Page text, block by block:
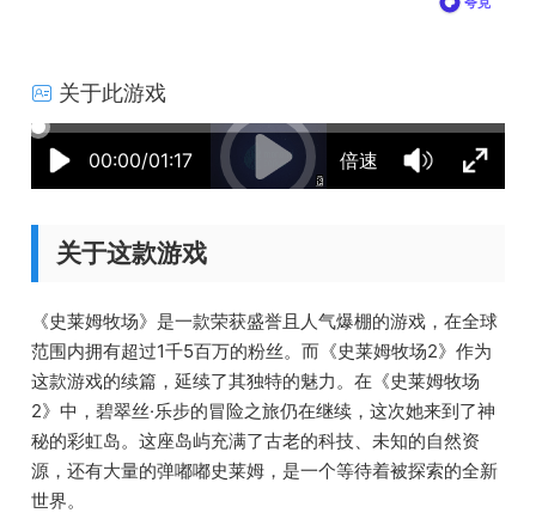
关于此游戏
00:00/01:17 倍速
50% 75%
关于这款游戏
《史莱姆牧场》是一款荣获盛誉且人气爆棚的游戏，在全球
范围内拥有超过1千5百万的粉丝。而《史莱姆牧场2》作为
这款游戏的续篇，延续了其独特的魅力。在《史莱姆牧场
2》中，碧翠丝·乐步的冒险之旅仍在继续，这次她来到了神
秘的彩虹岛。这座岛屿充满了古老的科技、未知的自然资
源，还有大量的弹嘟嘟史莱姆，是一个等待着被探索的全新
世界。